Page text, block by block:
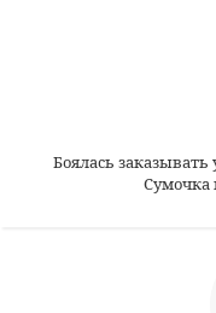
Боялась
Сумочка